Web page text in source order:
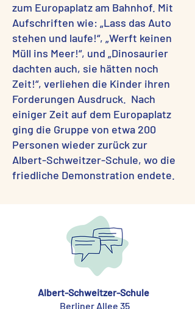
zum Europaplatz am Bahnhof. Mit
Aufschriften wie: „Lass das Auto
stehen und laufe!“, „Werft keinen
Müll ins Meer!“, und „Dinosaurier
dachten auch, sie hätten noch
Zeit!“, verliehen die Kinder ihren
Forderungen Ausdruck. Nach
einiger Zeit auf dem Europaplatz
ging die Gruppe von etwa 200
Personen wieder zurück zur
Albert-Schweitzer-Schule, wo die
friedliche Demonstration endete.
Albert-Schweitzer-Schule
Berliner Allee 35